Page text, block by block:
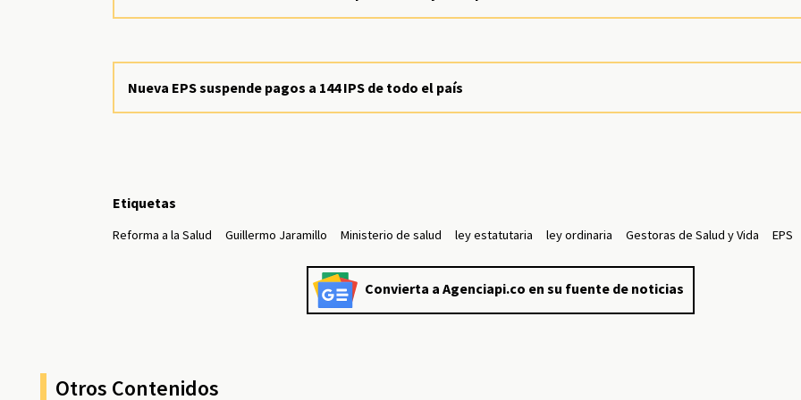
Nueva EPS suspende pagos a 144 IPS de todo el país
Etiquetas
Reforma a la Salud Guillermo Jaramillo Ministerio de salud ley estatutaria ley ordinaria Gestoras de Salud y Vida EPS
Convierta a Agenciapi.co en su fuente de noticias
Otros Contenidos